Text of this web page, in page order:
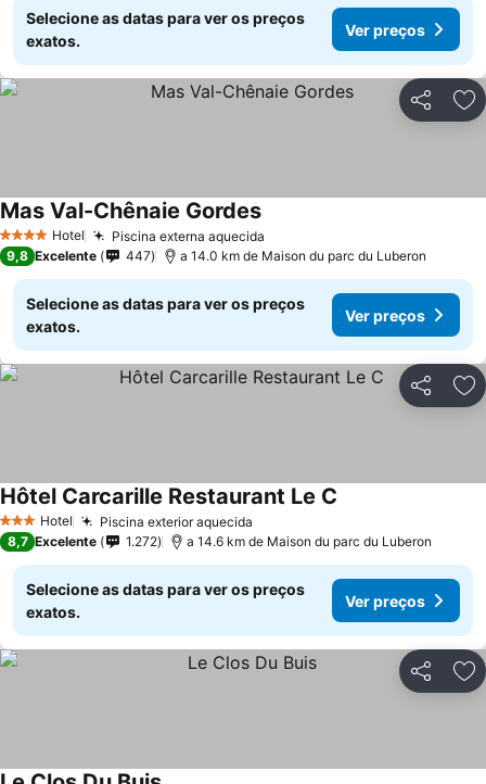
Selecione as datas para ver os preços
exatos.
Ver preços
Partilhar
4 EstrelasHotel Piscina externa aquecida
Mas Val-Chênaie Gordes
9,8 Excelente 447 a 14.0 km de Maison du parc du Luberon
Selecione as datas para ver os preços
exatos.
Ver preços
Partilhar
3 EstrelasHotel Piscina exterior aquecida
Hôtel Carcarille Restaurant Le C
8,7 Excelente 1.272 a 14.6 km de Maison du parc du Luberon
Selecione as datas para ver os preços
exatos.
Ver preços
Partilhar